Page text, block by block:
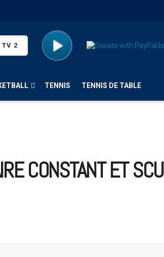
TV 2
TENNIS TENNIS DE TABLE
CONSTANT ET SCU